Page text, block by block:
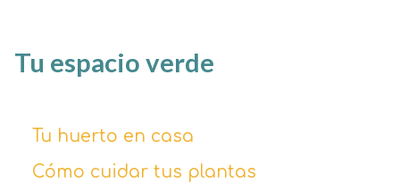
Tu espacio verde
Tu huerto en casa
Cómo cuidar tus plantas